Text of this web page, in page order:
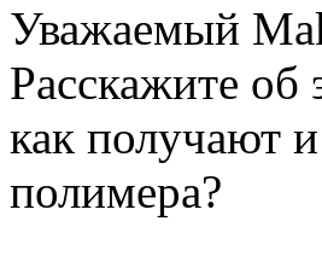
Уважаемый
Расскажите об
как получают
полимера?